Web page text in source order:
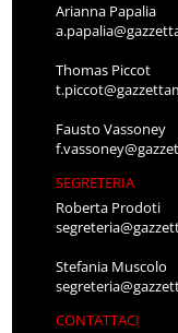
Arianna Papalia
Thomas Piccot
Fausto Vassoney
SEGRETERIA
Roberta Prodoti
Stefania Muscolo
CONTATTACI